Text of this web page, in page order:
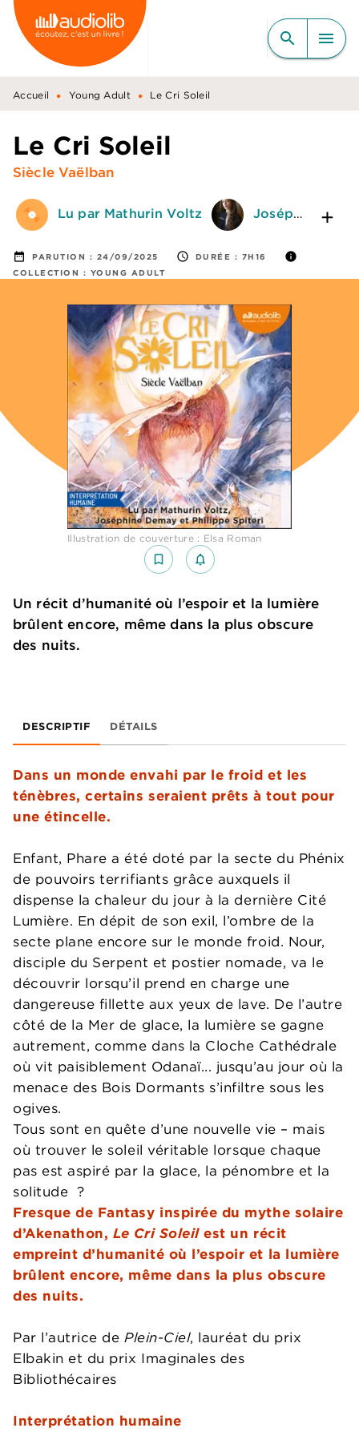
MENU RECHERCHE
CONTENU
PIED DE PAGE
search menu
Accueil • Young Adult • Le Cri Soleil
Le Cri Soleil
Siècle Vaëlban
Lu par Mathurin Voltz Joséphine Demay
date_range PARUTION : 24/09/2025 access_time DURÉE : 7H16 info
COLLECTION : YOUNG ADULT
Illustration de couverture : Elsa Roman
bookmark_border notifications_none_outlined
Un récit d’humanité où l’espoir et la lumière
brûlent encore, même dans la plus obscure
des nuits.
DESCRIPTIF DÉTAILS
Dans un monde envahi par le froid et les
ténèbres, certains seraient prêts à tout pour
une étincelle.
Enfant, Phare a été doté par la secte du Phénix
de pouvoirs terrifiants grâce auxquels il
dispense la chaleur du jour à la dernière Cité
Lumière. En dépit de son exil, l’ombre de la
secte plane encore sur le monde froid. Nour,
disciple du Serpent et postier nomade, va le
découvrir lorsqu’il prend en charge une
dangereuse fillette aux yeux de lave. De l’autre
côté de la Mer de glace, la lumière se gagne
autrement, comme dans la Cloche Cathédrale
où vit paisiblement Odanaï... jusqu’au jour où la
menace des Bois Dormants s’infiltre sous les
ogives.
Tous sont en quête d’une nouvelle vie – mais
où trouver le soleil véritable lorsque chaque
pas est aspiré par la glace, la pénombre et la
solitude ?
Fresque de Fantasy inspirée du mythe solaire
d’Akenathon, Le Cri Soleilest un récit
empreint d’humanité où l’espoir et la lumière
brûlent encore, même dans la plus obscure
des nuits.
Par l’autrice dePlein-Ciel, lauréat du prix
Elbakin et du prix Imaginales des
Bibliothécaires
Interprétation humaine